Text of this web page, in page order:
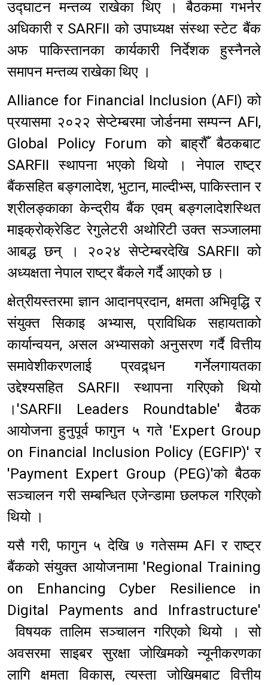
उद्घाटन मन्तव्य राखेका थिए । बैठकमा गभर्नर
अधिकारी र SARFII को उपाध्यक्ष संस्था स्टेट बैंक
अफ पाकिस्तानका कार्यकारी निर्देशक हुस्नैनले
समापन मन्तव्य राखेका थिए ।
Alliance for Financial Inclusion (AFI) को
प्रयासमा २०२२ सेप्टेम्बरमा जोर्डनमा सम्पन्न AFI,
Global Policy Forum को बाह्रौँ बैठकबाट
SARFII स्थापना भएको थियो । नेपाल राष्ट्र
बैंकसहित बङ्गलादेश, भुटान, माल्दीभ्स, पाकिस्तान र
श्रीलङ्काका केन्द्रीय बैंक एवम् बङ्गलादेशस्थित
माइक्रोक्रेडिट रेगुलेटरी अथोरिटी उक्त सञ्जालमा
आबद्ध छन् । २०२४ सेप्टेम्बरदेखि SARFII को
अध्यक्षता नेपाल राष्ट्र बैंकले गर्दै आएको छ ।
क्षेत्रीयस्तरमा ज्ञान आदानप्रदान, क्षमता अभिवृद्धि र
संयुक्त सिकाइ अभ्यास, प्राविधिक सहायताको
कार्यान्वयन, असल अभ्यासको अनुसरण गर्दै वित्तीय
समावेशीकरणलाई प्रवद्र्धन गर्नेलगायतका
उद्देश्यसहित SARFII स्थापना गरिएको थियो
।'SARFII Leaders Roundtable' बैठक
आयोजना हुनुपूर्व फागुन ५ गते 'Expert Group
on Financial Inclusion Policy (EGFIP)' र
'Payment Expert Group (PEG)'को बैठक
सञ्चालन गरी सम्बन्धित एजेन्डामा छलफल गरिएको
थियो ।
यसै गरी, फागुन ५ देखि ७ गतेसम्म AFI र राष्ट्र
बैंकको संयुक्त आयोजनामा 'Regional Training
on Enhancing Cyber Resilience in
Digital Payments and Infrastructure'
विषयक तालिम सञ्चालन गरिएको थियो । सो
अवसरमा साइबर सुरक्षा जोखिमको न्यूनीकरणका
लागि क्षमता विकास, त्यस्ता जोखिमबाट वित्तीय